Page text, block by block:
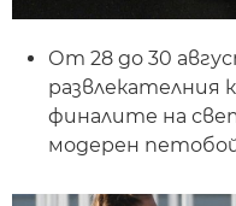
От 28 до 30
развлекателния
финалите на
модерен